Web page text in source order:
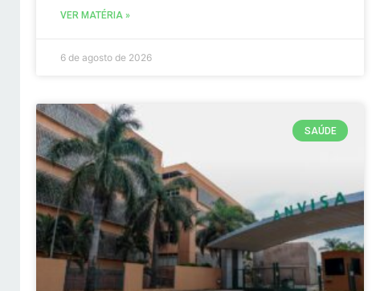
VER MATÉRIA »
6 de agosto de 2026
SAÚDE